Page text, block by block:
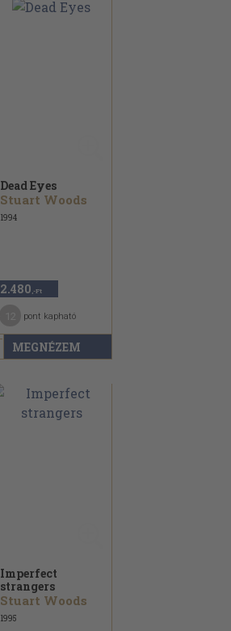
MEGNÉZEM
Dead Eyes
Stuart Woods
1994
2.480 ,-Ft
pont kapható
Imperfect
strangers
Stuart Woods
1995